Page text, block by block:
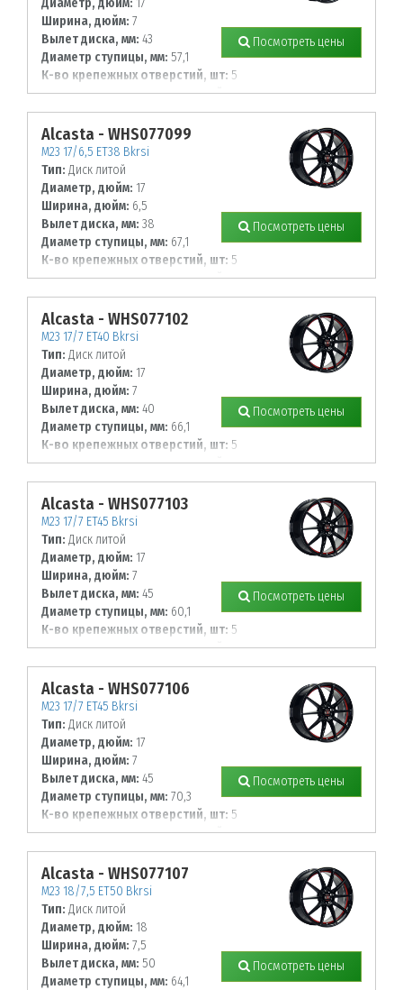
Ширина, дюйм: 7
Вылет диска, мм: 43
Диаметр ступицы, мм: 57,1
К-во крепежных отверстий, шт: 5
Диаметр располож. отверстий, мм:
112
Посмотреть цены
Alcasta - WHS077099
M23 17/6,5 ET38 Bkrsi
Тип: Диск литой
Диаметр, дюйм: 17
Ширина, дюйм: 6,5
Вылет диска, мм: 38
Диаметр ступицы, мм: 67,1
К-во крепежных отверстий, шт: 5
Диаметр располож. отверстий, мм:
114,3
Посмотреть цены
Alcasta - WHS077102
M23 17/7 ET40 Bkrsi
Тип: Диск литой
Диаметр, дюйм: 17
Ширина, дюйм: 7
Вылет диска, мм: 40
Диаметр ступицы, мм: 66,1
К-во крепежных отверстий, шт: 5
Диаметр располож. отверстий, мм:
114,3
Посмотреть цены
Alcasta - WHS077103
M23 17/7 ET45 Bkrsi
Тип: Диск литой
Диаметр, дюйм: 17
Ширина, дюйм: 7
Вылет диска, мм: 45
Диаметр ступицы, мм: 60,1
К-во крепежных отверстий, шт: 5
Диаметр располож. отверстий, мм:
114,3
Посмотреть цены
Alcasta - WHS077106
M23 17/7 ET45 Bkrsi
Тип: Диск литой
Диаметр, дюйм: 17
Ширина, дюйм: 7
Вылет диска, мм: 45
Диаметр ступицы, мм: 70,3
К-во крепежных отверстий, шт: 5
Диаметр располож. отверстий, мм:
115
Посмотреть цены
Alcasta - WHS077107
M23 18/7,5 ET50 Bkrsi
Тип: Диск литой
Диаметр, дюйм: 18
Ширина, дюйм: 7,5
Вылет диска, мм: 50
Диаметр ступицы, мм: 64,1
Посмотреть цены